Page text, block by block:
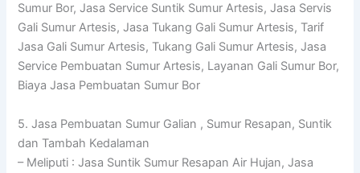
Sumur Bor, Jasa Service Suntik Sumur Artesis, Jasa Servis
Gali Sumur Artesis, Jasa Tukang Gali Sumur Artesis, Tarif
Jasa Gali Sumur Artesis, Tukang Gali Sumur Artesis, Jasa
Service Pembuatan Sumur Artesis, Layanan Gali Sumur Bor,
Biaya Jasa Pembuatan Sumur Bor
5. Jasa Pembuatan Sumur Galian , Sumur Resapan, Suntik
dan Tambah Kedalaman
– Meliputi : Jasa Suntik Sumur Resapan Air Hujan, Jasa